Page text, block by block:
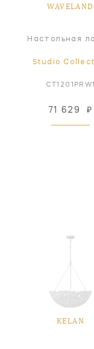
WAVELAND
Настольная
Studio
CT1201PRW1
71 629 ₽
KELAN